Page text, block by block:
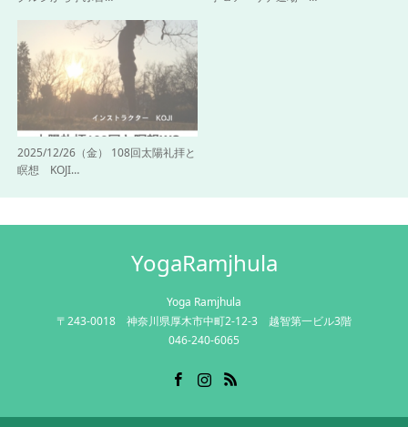
2025/12/26（金） 108回太陽礼拝と
瞑想 KOJI…
YogaRamjhula
Yoga Ramjhula
〒243-0018 神奈川県厚木市中町2-12-3 越智第一ビル3階
046-240-6065